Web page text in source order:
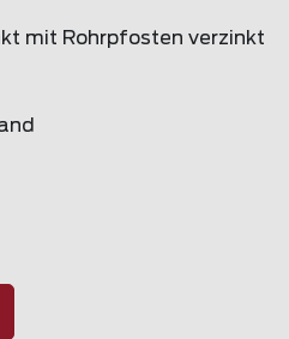
mit Rohrpfosten verzinkt